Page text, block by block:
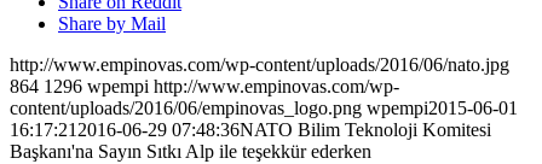
Share by Mail
http://www.empinovas.com/wp-content/uploads/2016/06/nato.jpg
864 1296 wpempi http://www.empinovas.com/wp-
content/uploads/2016/06/empinovas_logo.png wpempi2015-06-01
16:17:21 2016-06-29 07:48:36NATO Bilim Teknoloji Komitesi
Başkanı'na Sayın Sıtkı Alp ile teşekkür ederken